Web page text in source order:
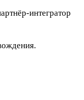
интегратор